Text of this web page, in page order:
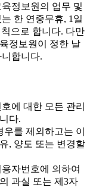
정보원의 업무 및
한 연중무휴, 1일
칙으로 합니다. 다만
정보원이 정한 날
합니다.
에 대한 모든 관리
다.
를 제외하고는 이
, 양도 또는 변경할
자번호에 의하여
과실 또는 제3자